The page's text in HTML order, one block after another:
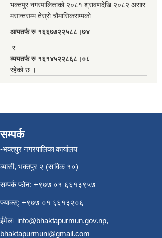
भक्तपुर नगरपालिकाको २०८१ श्रावणदेखि २०८२ असार
मसान्तसम्म तेस्रो चौमासिकसम्मको
आयतर्फ रु‌ १६६७७२२५८८।७४
र
व्ययतर्फ रु १६१४५२२८६८।०८
रहेको छ ।
सम्पर्क
-भक्तपुर नगरपालिका कार्यालय
ब्यासी, भक्तपुर २ (साविक १०)
सम्पर्क फोन: +९७७ ०१ ६६१३९५७
फ्याक्स्: +९७७ ०१ ६६१३२०६
ईमेलः info@bhaktapurmun.gov.np,
bhaktapurmuni@gmail.com